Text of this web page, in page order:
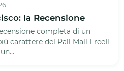
la Recensione
completa di un
carattere del Pall Mall FreeIl